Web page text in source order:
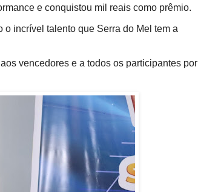
e conquistou mil reais como prêmio.
incrível talento que Serra do Mel tem a
vencedores e a todos os participantes por